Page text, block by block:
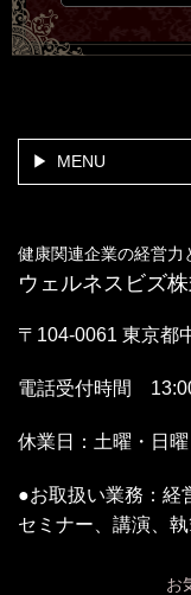
MENU
健康関連企業の経営力
ウェルネスビズ
〒104-0061 東京都
電話受付時間
休業日：土曜・日曜
●お取扱い業務：経
セミナー、講演、
お